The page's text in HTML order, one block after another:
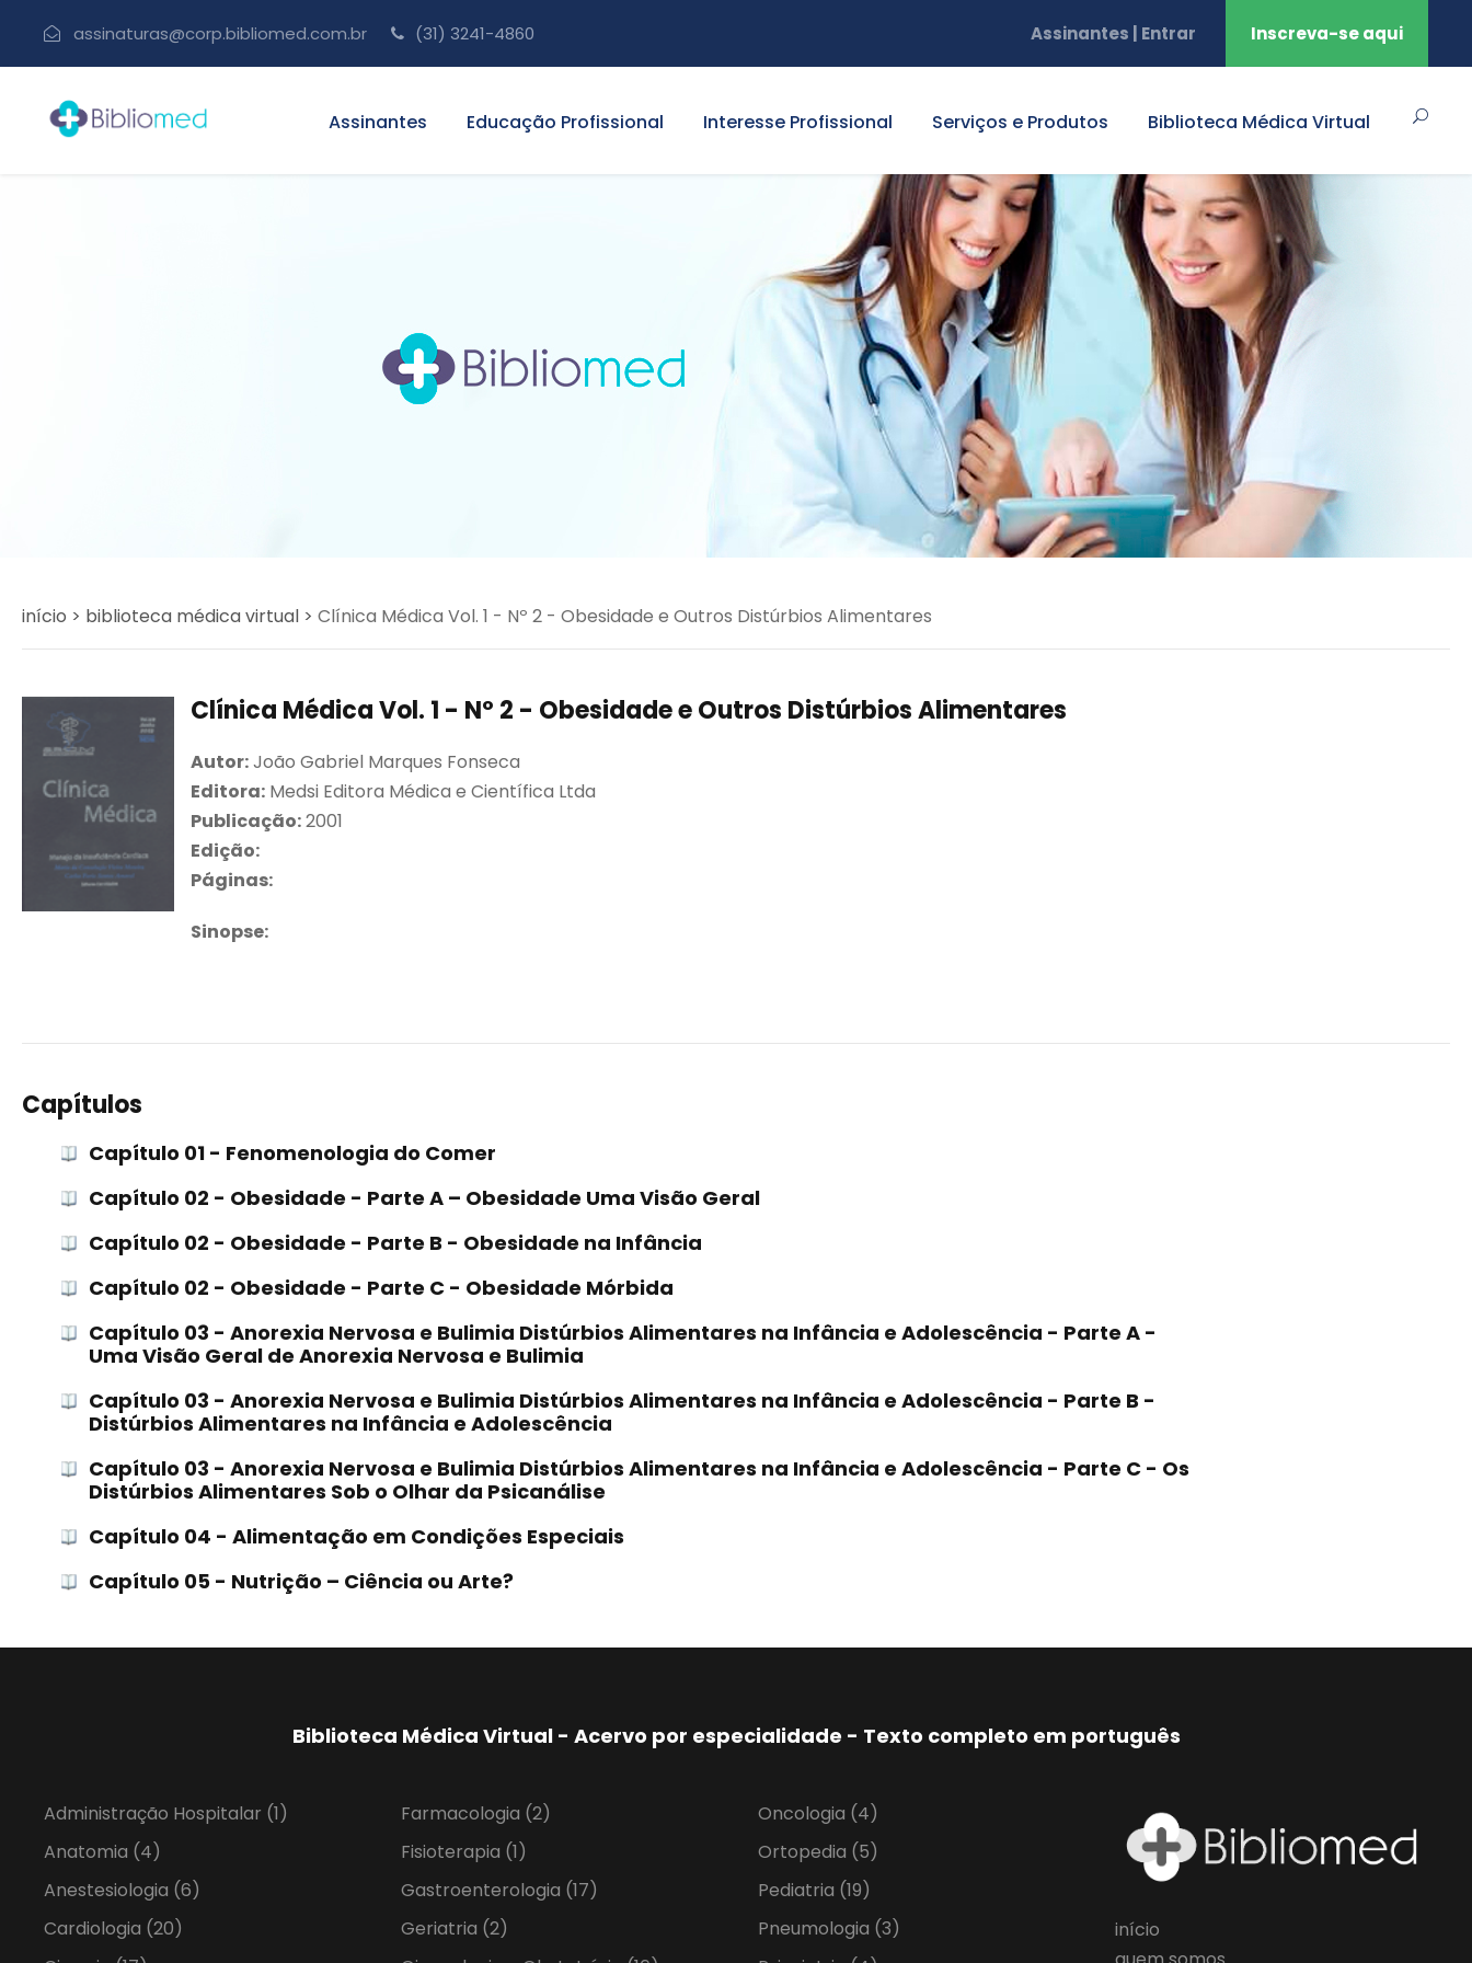
assinaturas@corp.bibliomed.com.br (31) 3241-4860 Assinantes | Entrar Inscreva-se aqui
Assinantes Educação Profissional Interesse Profissional Serviços e Produtos Biblioteca Médica Virtual
início > biblioteca médica virtual > Clínica Médica Vol. 1 - Nº 2 - Obesidade e Outros Distúrbios Alimentares
Clínica Médica Vol. 1 - Nº 2 - Obesidade e Outros Distúrbios Alimentares
Autor:João Gabriel Marques Fonseca
Editora: Medsi Editora Médica e Científica Ltda
Publicação:2001
Edição:
Páginas:
Sinopse:
Capítulos
Capítulo 01 - Fenomenologia do Comer
Capítulo 02 - Obesidade - Parte A – Obesidade Uma Visão Geral
Capítulo 02 - Obesidade - Parte B - Obesidade na Infância
Capítulo 02 - Obesidade - Parte C - Obesidade Mórbida
Capítulo 03 - Anorexia Nervosa e Bulimia Distúrbios Alimentares na Infância e Adolescência - Parte A -
Uma Visão Geral de Anorexia Nervosa e Bulimia
Capítulo 03 - Anorexia Nervosa e Bulimia Distúrbios Alimentares na Infância e Adolescência - Parte B -
Distúrbios Alimentares na Infância e Adolescência
Capítulo 03 - Anorexia Nervosa e Bulimia Distúrbios Alimentares na Infância e Adolescência - Parte C - Os
Distúrbios Alimentares Sob o Olhar da Psicanálise
Capítulo 04 - Alimentação em Condições Especiais
Capítulo 05 - Nutrição – Ciência ou Arte?
Biblioteca Médica Virtual - Acervo por especialidade - Texto completo em português
Administração Hospitalar (1)
Anatomia (4)
Anestesiologia (6)
Cardiologia (20)
Farmacologia (2)
Fisioterapia (1)
Gastroenterologia (17)
Geriatria (2)
Oncologia (4)
Ortopedia (5)
Pediatria (19)
Pneumologia (3)
início